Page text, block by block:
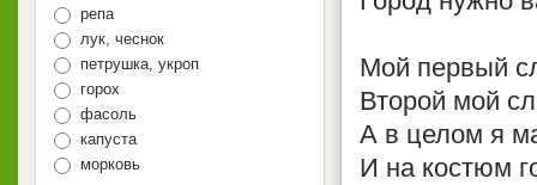
Мой первый
Второй мой
А в целом я
И на костюм
репа
лук, чеснок
петрушка, укроп
горох
фасоль
капуста
морковь